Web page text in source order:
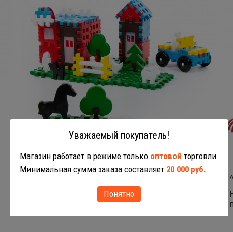
Конструктор Семья 235 элементов
Уважаемый покупатель!
Магазин работает в режиме только оптовой торговли.
Минимальная сумма заказа составляет 20 000 руб.
Понятно